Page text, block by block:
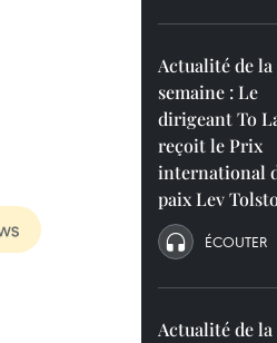
Actualité de la
semaine : Le
dirigeant To
reçoit le Prix
international
paix Lev
ÉCOUTER
Actualité de la